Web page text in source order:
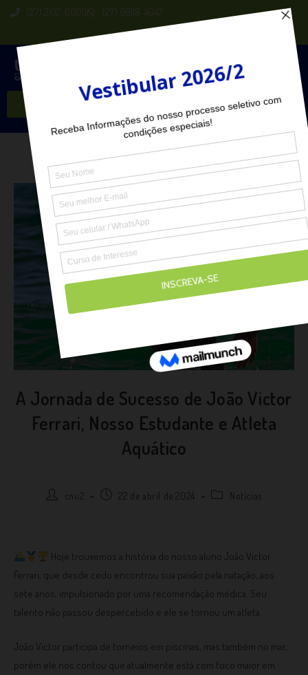
(27) 2102-6000 (27) 98118-4047
Seja Aluno
A Jornada de Sucesso de João Victor
Ferrari, Nosso Estudante e Atleta
Aquático
cnu2 22 de abril de 2024 Notícias
Hoje trouxemos a história do nosso aluno João Victor
Ferrari, que desde cedo encontrou sua paixão pela natação, aos
sete anos, impulsionado por uma recomendação médica. Seu
talento não passou despercebido e ele se tornou um atleta.
João Victor participa de torneios em piscinas, mas também no mar,
porém ele nos contou que atualmente está com foco maior em